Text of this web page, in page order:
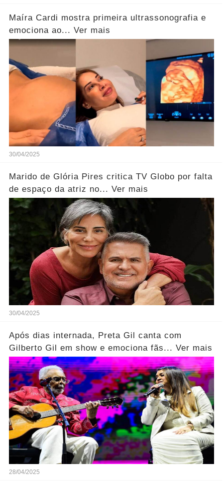
Maíra Cardi mostra primeira ultrassonografia e
emociona ao... Ver mais
30/04/2025
Marido de Glória Pires critica TV Globo por falta
de espaço da atriz no... Ver mais
30/04/2025
Após dias internada, Preta Gil canta com
Gilberto Gil em show e emociona fãs... Ver mais
28/04/2025